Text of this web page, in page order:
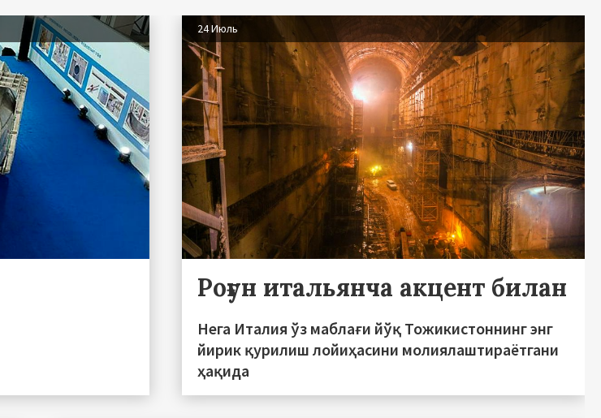
24 Июль
Роғун итальянча акцент билан
Нега Италия ўз маблағи йўқ Тожикистоннинг энг
йирик қурилиш лойиҳасини молиялаштираётгани
ҳақида